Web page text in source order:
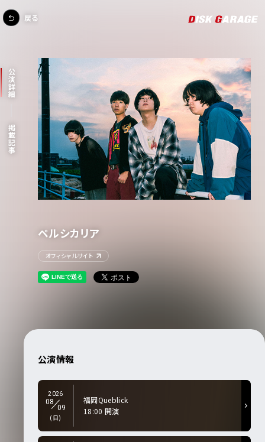
公演詳細
掲載記事
ペルシカリア
オフィシャルサイト
公演情報
2026
08
09
(日)
福岡Queblick
18:00 開演
戻る